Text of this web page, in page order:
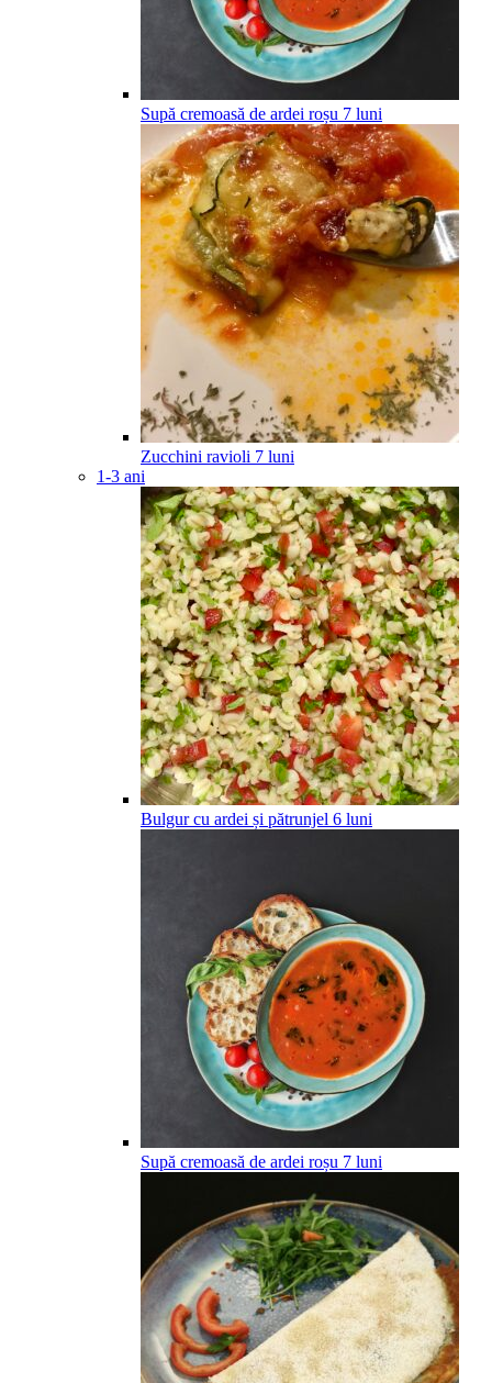
Supă cremoasă de ardei roșu 7 luni
Zucchini ravioli 7 luni
1-3 ani
Bulgur cu ardei și pătrunjel 6 luni
Supă cremoasă de ardei roșu 7 luni